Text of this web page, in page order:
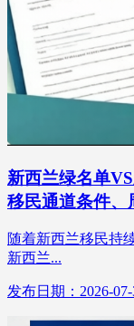
新西兰绿名单
移民通道条件、
随着新西兰移民持
新西兰...
发布日期：2026-07-